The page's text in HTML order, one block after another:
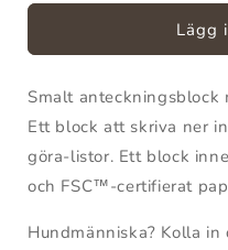
för
Anteckningsblock
Katt
för
Katt
Lägg
Smalt anteckningsblock
Ett block att skriva ner
göra-listor. Ett block
och FSC™-certifierat
Hundmänniska? Kolla in